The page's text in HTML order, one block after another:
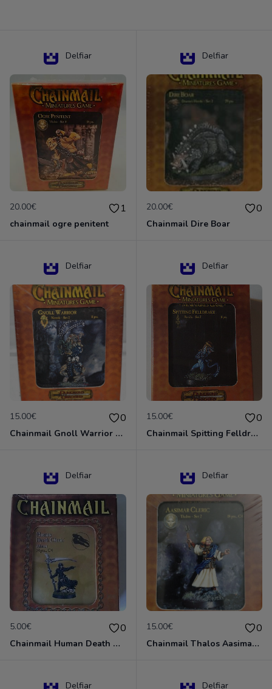
Delfiar
20.00€ 1
chainmail ogre penitent
Delfiar
20.00€ 0
Chainmail Dire Boar
Delfiar
15.00€ 0
Chainmail Gnoll Warrior Dungeons & Dragons
Delfiar
15.00€ 0
Chainmail Spitting Felldrake
Delfiar
5.00€ 0
Chainmail Human Death Cleric
Delfiar
15.00€ 0
Chainmail Thalos Aasimar Cleric
Delfiar Delfiar